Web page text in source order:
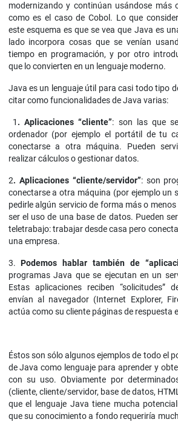
modernizando y continúan usándose más
como es el caso de Cobol. Lo que
este esquema es que se vea que Java es
lado incorpora cosas que se venían
tiempo en programación, y por otro
que lo convierten en un lenguaje moderno.
Java es un lenguaje útil para casi todo tipo
citar como funcionalidades de Java varias:
1 . Aplicaciones “cliente”: son las que
ordenador (por ejemplo el portátil de tu
conectarse a otra máquina. Pueden
realizar cálculos o gestionar datos.
2. Aplicaciones “cliente/servidor”: son
conectarse a otra máquina (por ejemplo un
pedirle algún servicio de forma más o
ser el uso de una base de datos. Pueden
teletrabajo: trabajar desde casa pero
una empresa.
3.Podemos hablar también de
programas Java que se ejecutan en un
Estas aplicaciones reciben “solicitudes”
envían al navegador (Internet Explorer,
actúa como su cliente páginas de respuesta
Éstos son sólo algunos ejemplos de todo el
de Java como lenguaje para aprender y
con su uso. Obviamente por
(cliente, cliente/servidor, base de datos,
que el lenguaje Java tiene mucha
que su conocimiento a fondo requeriría